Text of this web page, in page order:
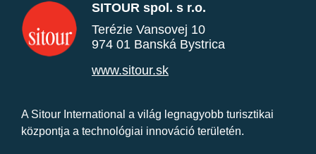
SITOUR spol. s r.o.
Terézie Vansovej 10
974 01 Banská Bystrica
www.sitour.sk
A Sitour International a világ legnagyobb turisztikai
központja a technológiai innováció területén.